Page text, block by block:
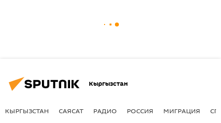
Кыргызстан
КЫРГЫЗСТАН САЯСАТ РАДИО РОССИЯ МИГРАЦИЯ